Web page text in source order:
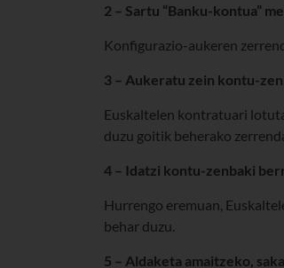
2 – Sartu “Banku-kontua”
Konfigurazio-aukeren
3 – Aukeratu zein kontu-
Euskaltelen kontratuari
duzu goitik beherako
4 – Idatzi kontu-zenbaki
Hurrengo eremuan,
behar duzu.
5 – Aldaketa amaitzeko,